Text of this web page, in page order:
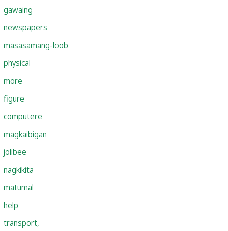
gawaing
newspapers
masasamang-loob
physical
more
figure
computere
magkaibigan
jolibee
nagkikita
matumal
help
transport,